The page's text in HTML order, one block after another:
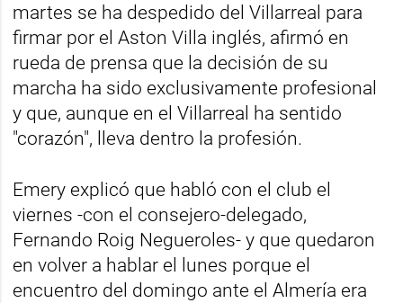
martes se ha despedido del Villarreal para
firmar por el Aston Villa inglés, afirmó en
rueda de prensa que la decisión de su
marcha ha sido exclusivamente profesional
y que, aunque en el Villarreal ha sentido
"corazón", lleva dentro la profesión.
Emery explicó que habló con el club el
viernes -con el consejero-delegado,
Fernando Roig Negueroles- y que quedaron
en volver a hablar el lunes porque el
encuentro del domingo ante el Almería era